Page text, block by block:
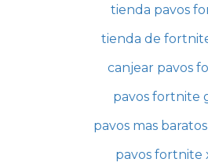
tienda pavos
tienda de
canjear pavos
pavos fortnite
pavos mas
pavos fortnite